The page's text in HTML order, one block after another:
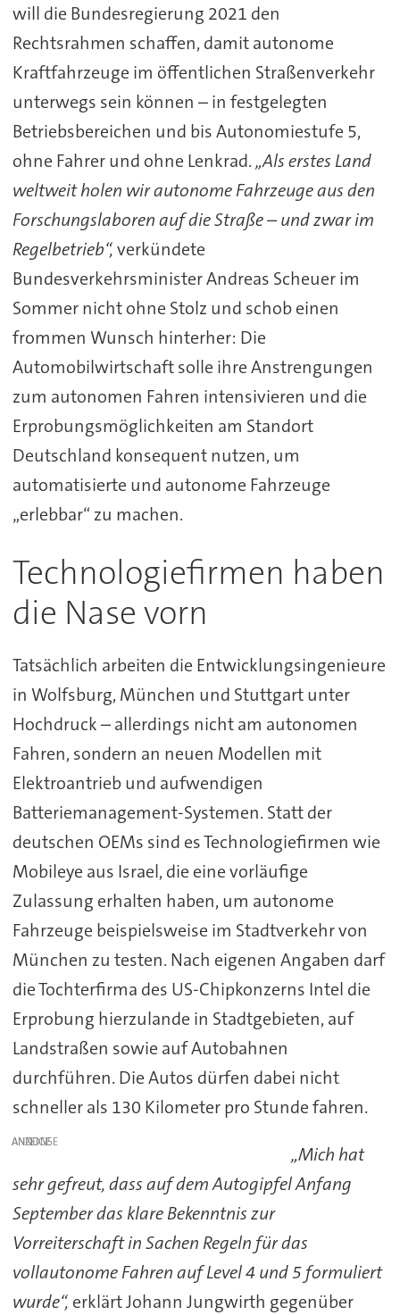
will die Bundesregierung 2021 den
Rechtsrahmen schaffen, damit autonome
Kraftfahrzeuge im öffentlichen Straßenverkehr
unterwegs sein können – in festgelegten
Betriebsbereichen und bis Autonomiestufe 5,
ohne Fahrer und ohne Lenkrad.„Als erstes Land
weltweit holen wir autonome Fahrzeuge aus den
Forschungslaboren auf die Straße – und zwar im
Regelbetrieb“,verkündete
Bundesverkehrsminister Andreas Scheuer im
Sommer nicht ohne Stolz und schob einen
frommen Wunsch hinterher: Die
Automobilwirtschaft solle ihre Anstrengungen
zum autonomen Fahren intensivieren und die
Erprobungsmöglichkeiten am Standort
Deutschland konsequent nutzen, um
automatisierte und autonome Fahrzeuge
„erlebbar“ zu machen.
Technologiefirmen haben
die Nase vorn
Tatsächlich arbeiten die Entwicklungsingenieure
in Wolfsburg, München und Stuttgart unter
Hochdruck – allerdings nicht am autonomen
Fahren, sondern an neuen Modellen mit
Elektroantrieb und aufwendigen
Batteriemanagement-Systemen. Statt der
deutschen OEMs sind es Technologiefirmen wie
Mobileye aus Israel, die eine vorläufige
Zulassung erhalten haben, um autonome
Fahrzeuge beispielsweise im Stadtverkehr von
München zu testen. Nach eigenen Angaben darf
die Tochterfirma des US-Chipkonzerns Intel die
Erprobung hierzulande in Stadtgebieten, auf
Landstraßen sowie auf Autobahnen
durchführen. Die Autos dürfen dabei nicht
schneller als 130 Kilometer pro Stunde fahren.
ANZEIGE
„Mich hat
sehr gefreut, dass auf dem Autogipfel Anfang
September das klare Bekenntnis zur
Vorreiterschaft in Sachen Regeln für das
vollautonome Fahren auf Level 4 und 5 formuliert
wurde“, erklärt Johann Jungwirth gegenüber